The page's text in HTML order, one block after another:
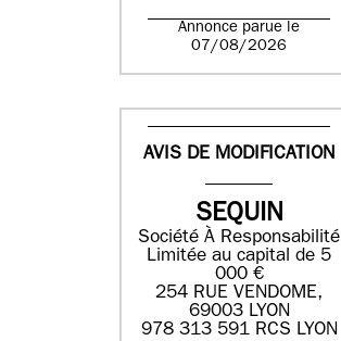
Annonce parue le
07/08/2026
AVIS DE MODIFICATION
SEQUIN
Société À Responsabilité
Limitée au capital de 5
000 €
254 RUE VENDOME,
69003 LYON
978 313 591 RCS LYON